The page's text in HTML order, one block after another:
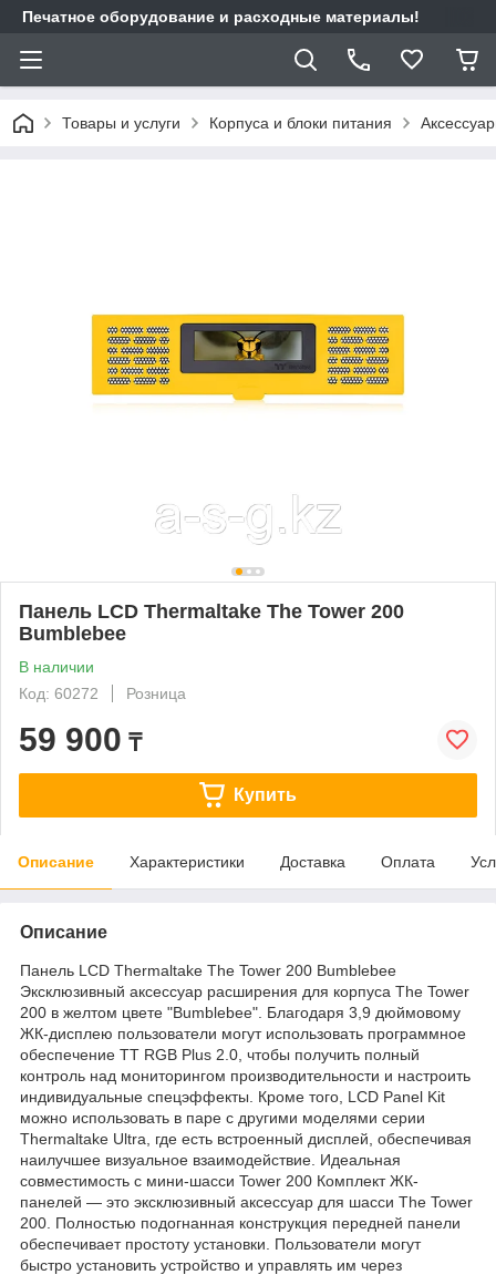
Печатное оборудование и расходные материалы!
Товары и услуги Корпуса и блоки питания
Панель LCD Thermaltake The Tower 200
Bumblebee
В наличии
Код: 60272
Розница
59 900 ₸
Купить
Описание Характеристики Доставка Оплата
Описание
Панель LCD Thermaltake The Tower 200 Bumblebee
Эксклюзивный аксессуар расширения для корпуса The Tower
200 в желтом цвете "Bumblebee". Благодаря 3,9 дюймовому
ЖК-дисплею пользователи могут использовать программное
обеспечение TT RGB Plus 2.0, чтобы получить полный
контроль над мониторингом производительности и настроить
индивидуальные спецэффекты. Кроме того, LCD Panel Kit
можно использовать в паре с другими моделями серии
Thermaltake Ultra, где есть встроенный дисплей, обеспечивая
наилучшее визуальное взаимодействие. Идеальная
совместимость с мини-шасси Tower 200 Комплект ЖК-
панелей — это эксклюзивный аксессуар для шасси The Tower
200. Полностью подогнанная конструкция передней панели
обеспечивает простоту установки. Пользователи могут
быстро установить устройство и управлять им через